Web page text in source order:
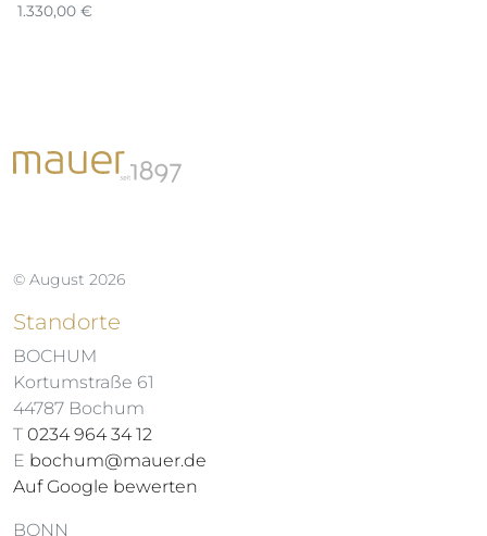
1.330,00 €
© August 2026
Standorte
BOCHUM
Kortumstraße 61
44787 Bochum
T 0234 964 34 12
E bochum@mauer.de
Auf Google bewerten
BONN